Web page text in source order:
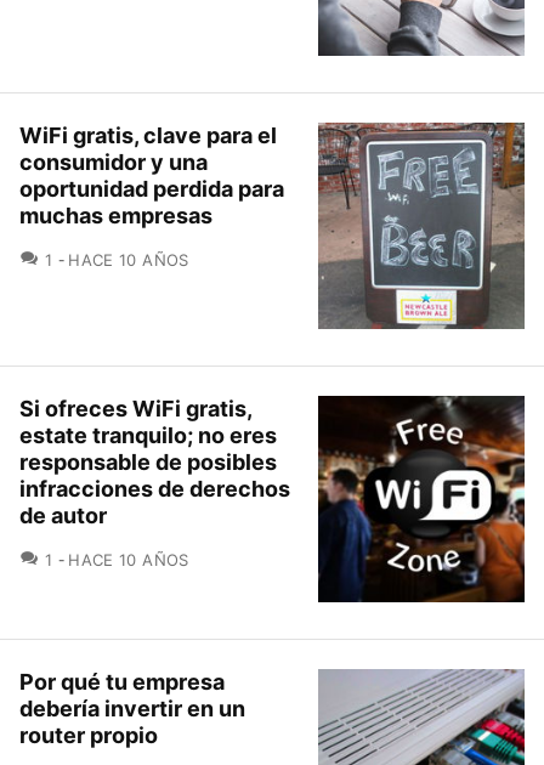
WiFi gratis, clave para el
consumidor y una
oportunidad perdida para
muchas empresas
1 COMENTARIOS
HACE 10 AÑOS
Si ofreces WiFi gratis,
estate tranquilo; no eres
responsable de posibles
infracciones de derechos
de autor
1 COMENTARIOS
HACE 10 AÑOS
Por qué tu empresa
debería invertir en un
router propio